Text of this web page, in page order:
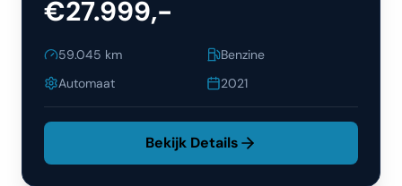
€27.999,-
59.045 km
Benzine
Automaat
2021
Bekijk Details